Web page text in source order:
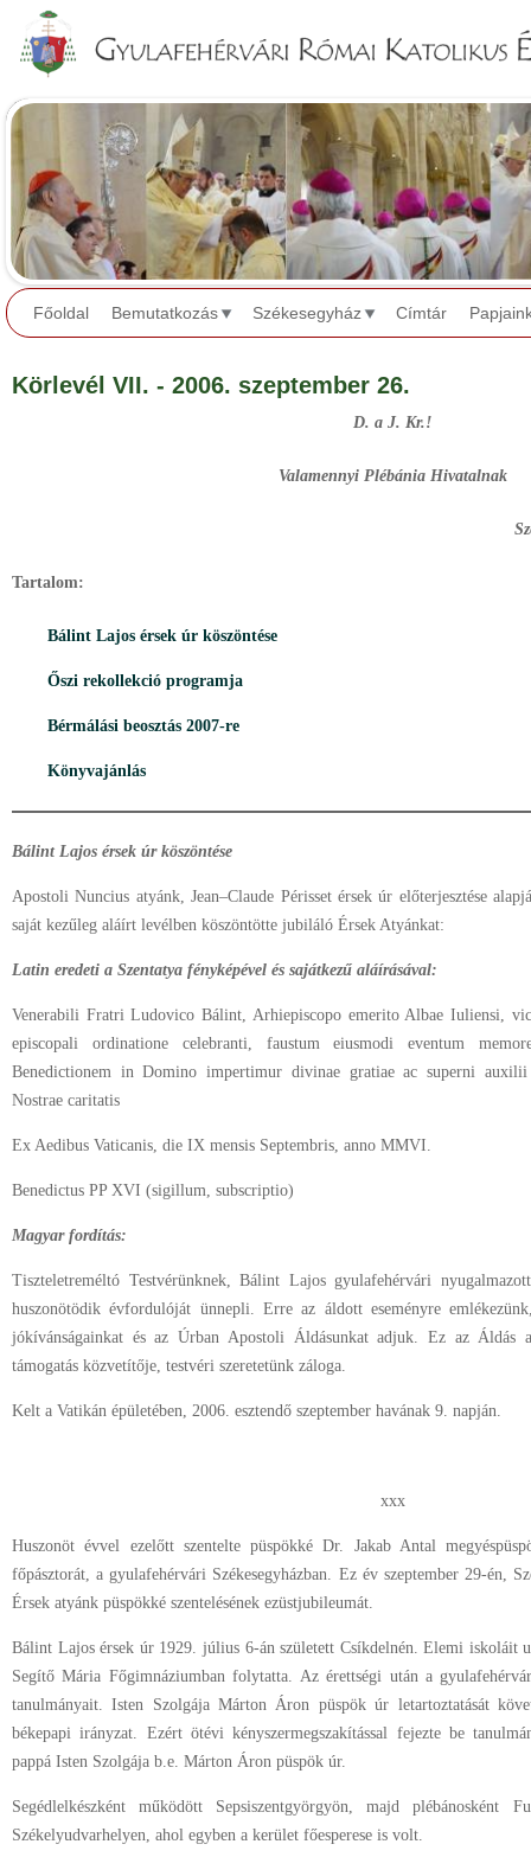
Főoldal Bemutatkozás Székesegyház Címtár
Körlevél VII. - 2006. szeptember 26.
D. a J. Kr.!
Valamennyi Plébánia Hivatalnak
Tartalom:
Bálint Lajos érsek úr köszöntése
Őszi rekollekció programja
Bérmálási beosztás 2007-re
Könyvajánlás
Bálint Lajos érsek úr köszöntése
Apostoli Nuncius atyánk, Jean–Claude Périsset érsek úr előterjesztése
saját kezűleg aláírt levélben köszöntötte jubiláló Érsek Atyánkat:
Latin eredeti a Szentatya fényképével és sajátkezű aláírásával:
Venerabili Fratri Ludovico Bálint, Arhiepiscopo emerito Albae Iuliensi,
episcopali ordinatione celebranti, faustum eiusmodi eventum
Benedictionem in Domino impertimur divinae gratiae ac superni
Nostrae caritatis
Ex Aedibus Vaticanis, die IX mensis Septembris, anno MMVI.
Benedictus PP XVI (sigillum, subscriptio)
Magyar fordítás:
Tiszteletreméltó Testvérünknek, Bálint Lajos gyulafehérvári
huszonötödik évfordulóját ünnepli. Erre az áldott eseményre
jókívánságainkat és az Úrban Apostoli Áldásunkat adjuk. Ez az Áldás
támogatás közvetítője, testvéri szeretetünk záloga.
Kelt a Vatikán épületében, 2006. esztendő szeptember havának 9. napján.
xxx
Huszonöt évvel ezelőtt szentelte püspökké Dr. Jakab Antal
főpásztorát, a gyulafehérvári Székesegyházban. Ez év szeptember 29-én,
Érsek atyánk püspökké szentelésének ezüstjubileumát.
Bálint Lajos érsek úr 1929. július 6-án született Csíkdelnén. Elemi iskoláit
Segítő Mária Főgimnáziumban folytatta. Az érettségi után a
tanulmányait. Isten Szolgája Márton Áron püspök úr letartoztatását
békepapi irányzat. Ezért ötévi kényszermegszakítással fejezte be
pappá Isten Szolgája b.e. Márton Áron püspök úr.
Segédlelkészként működött Sepsiszentgyörgyön, majd plébánosként
Székelyudvarhelyen, ahol egyben a kerület főesperese is volt.